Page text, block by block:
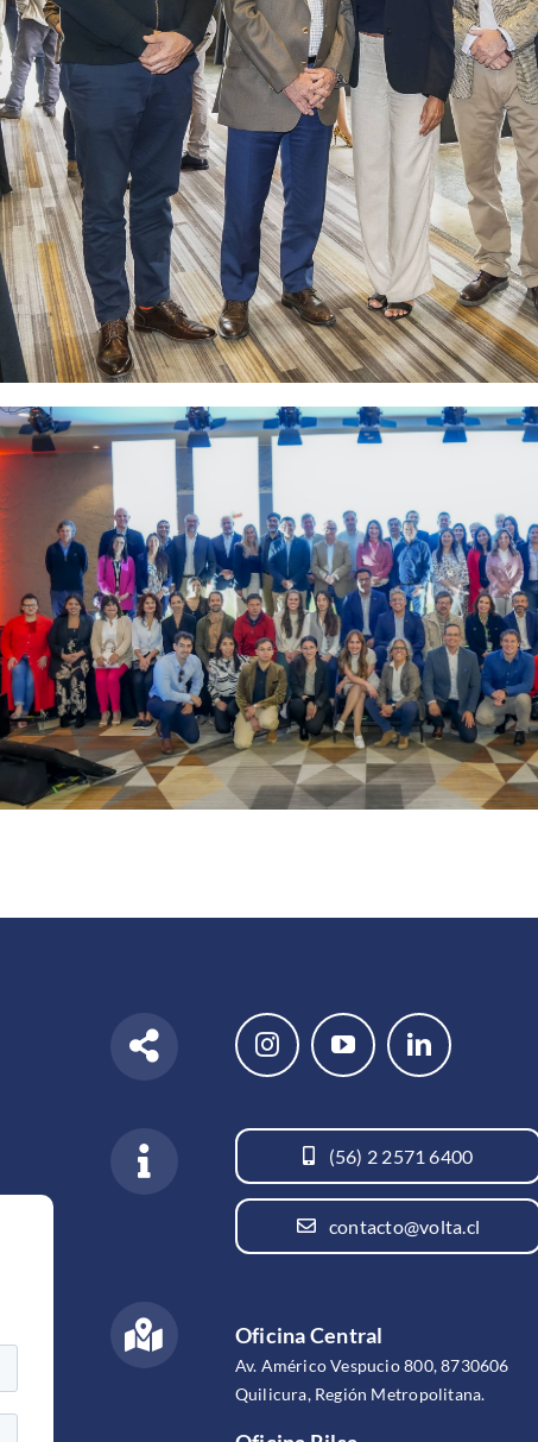
(56) 2 2571 6400
contacto@volta.cl
Oficina Central
Av. Américo Vespucio 800, 8730606
Quilicura, Región Metropolitana.